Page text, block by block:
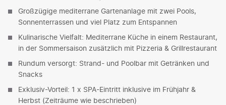
Großzügige mediterrane Gartenanlage mit zwei Pools,
Sonnenterrassen und viel Platz zum Entspannen
Kulinarische Vielfalt: Mediterrane Küche in einem Restaurant,
in der Sommersaison zusätzlich mit Pizzeria & Grillrestaurant
Rundum versorgt: Strand- und Poolbar mit Getränken und
Snacks
Exklusiv-Vorteil: 1 x SPA-Eintritt inklusive im Frühjahr &
Herbst (Zeiträume wie beschrieben)